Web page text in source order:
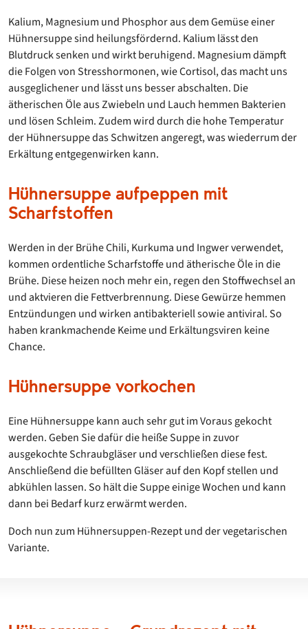
Kalium, Magnesium und Phosphor aus dem Gemüse einer
Hühnersuppe sind heilungsfördernd. Kalium lässt den
Blutdruck senken und wirkt beruhigend. Magnesium dämpft
die Folgen von Stresshormonen, wie Cortisol, das macht uns
ausgeglichener und lässt uns besser abschalten. Die
ätherischen Öle aus Zwiebeln und Lauch hemmen Bakterien
und lösen Schleim. Zudem wird durch die hohe Temperatur
der Hühnersuppe das Schwitzen angeregt, was wiederrum der
Erkältung entgegenwirken kann.
Hühnersuppe aufpeppen mit
Scharfstoffen
Werden in der Brühe Chili, Kurkuma und Ingwer verwendet,
kommen ordentliche Scharfstoffe und ätherische Öle in die
Brühe. Diese heizen noch mehr ein, regen den Stoffwechsel an
und aktvieren die Fettverbrennung. Diese Gewürze hemmen
Entzündungen und wirken antibakteriell sowie antiviral. So
haben krankmachende Keime und Erkältungsviren keine
Chance.
Hühnersuppe vorkochen
Eine Hühnersuppe kann auch sehr gut im Voraus gekocht
werden. Geben Sie dafür die heiße Suppe in zuvor
ausgekochte Schraubgläser und verschließen diese fest.
Anschließend die befüllten Gläser auf den Kopf stellen und
abkühlen lassen. So hält die Suppe einige Wochen und kann
dann bei Bedarf kurz erwärmt werden.
Doch nun zum Hühnersuppen-Rezept und der vegetarischen
Variante.